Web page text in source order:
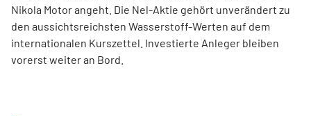
Nikola Motor angeht. Die Nel-Aktie gehört unverändert zu
den aussichtsreichsten Wasserstoff-Werten auf dem
internationalen Kurszettel. Investierte Anleger bleiben
vorerst weiter an Bord.